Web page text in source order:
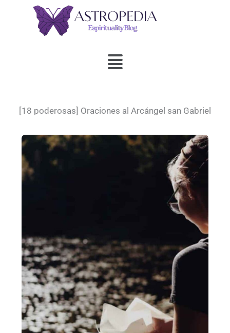
Menú
[18 poderosas] Oraciones al Arcángel san Gabriel